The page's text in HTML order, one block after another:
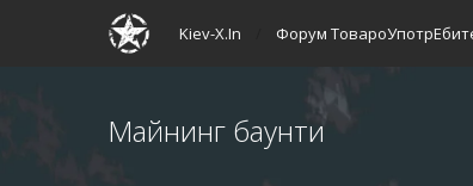
Kiev-X.In Форум
Майнинг баунти